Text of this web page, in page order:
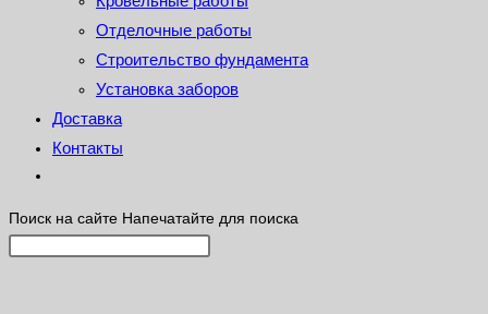
Отделочные работы
Строительство фундамента
Установка заборов
Доставка
Контакты
Поиск на сайте Напечатайте для поиска